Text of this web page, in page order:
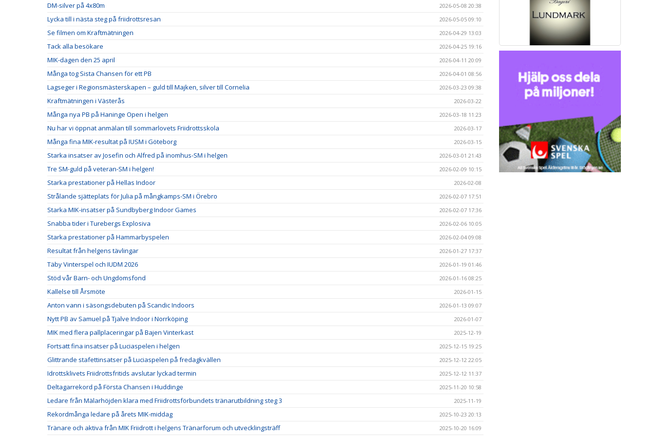
DM-silver på 4x80m 2026-05-08 20:38
Lycka till i nästa steg på friidrottsresan 2026-05-05 09:10
Se filmen om Kraftmätningen 2026-04-29 13:03
Tack alla besökare 2026-04-25 19:16
MIK-dagen den 25 april 2026-04-11 20:09
Många tog Sista Chansen för ett PB 2026-04-01 08:56
Lagseger i Regionsmästerskapen – guld till Majken, silver till Cornelia 2026-03-23 09:38
Kraftmätningen i Västerås 2026-03-22
Många nya PB på Haninge Open i helgen 2026-03-18 11:23
Nu har vi öppnat anmälan till sommarlovets Friidrottsskola 2026-03-17
Många fina MIK-resultat på IUSM i Göteborg 2026-03-15
Starka insatser av Josefin och Alfred på inomhus-SM i helgen 2026-03-01 21:43
Tre SM-guld på veteran-SM i helgen! 2026-02-09 10:15
Starka prestationer på Hellas Indoor 2026-02-08
Strålande sjätteplats för Julia på mångkamps-SM i Örebro 2026-02-07 17:51
Starka MIK-insatser på Sundbyberg Indoor Games 2026-02-07 17:36
Snabba tider i Turebergs Explosiva 2026-02-06 10:05
Starka prestationer på Hammarbyspelen 2026-02-04 09:08
Resultat från helgens tävlingar 2026-01-27 17:37
Täby Vinterspel och IUDM 2026 2026-01-19 01:46
Stöd vår Barn- och Ungdomsfond 2026-01-16 08:25
Kallelse till Årsmöte 2026-01-15
Anton vann i säsongsdebuten på Scandic Indoors 2026-01-13 09:07
Nytt PB av Samuel på Tjalve Indoor i Norrköping 2026-01-07
MIK med flera pallplaceringar på Bajen Vinterkast 2025-12-19
Fortsatt fina insatser på Luciaspelen i helgen 2025-12-15 19:25
Glittrande stafettinsatser på Luciaspelen på fredagkvällen 2025-12-12 22:05
Idrottsklivets Friidrottsfritids avslutar lyckad termin 2025-12-12 11:37
Deltagarrekord på Första Chansen i Huddinge 2025-11-20 10:58
Ledare från Mälarhöjden klara med Friidrottsförbundets tränarutbildning steg 3 2025-11-19
Rekordmånga ledare på årets MIK-middag 2025-10-23 20:13
Tränare och aktiva från MIK Friidrott i helgens Tränarforum och utvecklingsträff 2025-10-20 16:09